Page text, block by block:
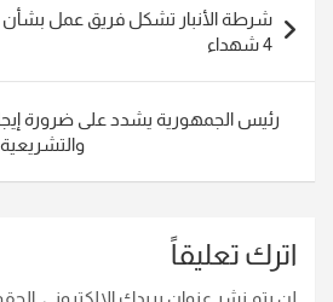
المقالات
شرطة الأنبار تشكل فريق عمل بشأن
4 شهداء
رئيس الجمهورية يشدد على ضرورة إيجاد
والتشريعية
اترك تعليقاً
لن يتم نشر عنوان بريدك الإلكتروني.